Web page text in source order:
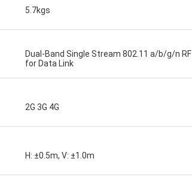
5.7kgs
Dual-Band Single Stream 802.11 a/b/g/n RF
for Data Link
2G 3G 4G
H: ±0.5m, V: ±1.0m